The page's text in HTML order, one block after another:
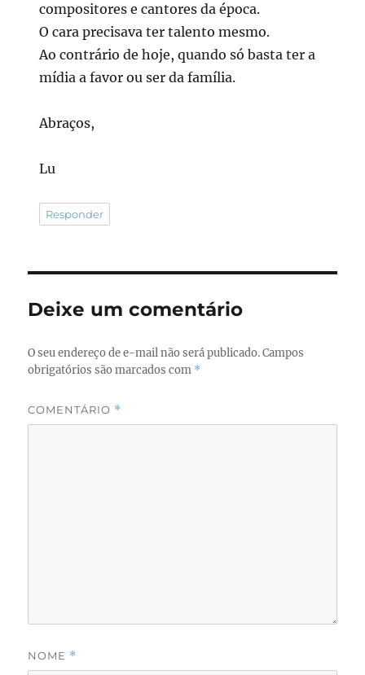
compositores e cantores da época.
O cara precisava ter talento mesmo.
Ao contrário de hoje, quando só basta ter a
mídia a favor ou ser da família.
Abraços,
Lu
Responder
Deixe um comentário
O seu endereço de e-mail não será publicado. Campos
obrigatórios são marcados com *
COMENTÁRIO *
NOME *